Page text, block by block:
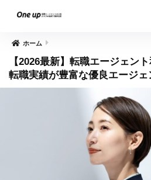
ホーム
【2026最新】転職エージェン
転職実績が豊富な優良エージェ